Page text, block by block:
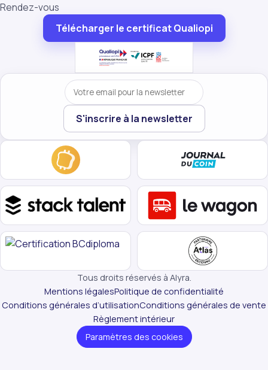
Rendez-vous
Télécharger le certificat Qualiopi
Votre email
S'inscrire à la newsletter
Tous droits réservés à Alyra.
Mentions légalesPolitique de confidentialité
Conditions générales d’utilisationConditions générales de vente
Règlement intérieur
Paramètres des cookies